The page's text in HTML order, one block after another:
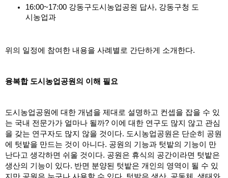
16:00~17:00 강동구도시농업공원 답사, 강동구청 도
시농업과
위의 일정에 참여한 내용을 사례별로 간단하게 소개한다.
융복합 도시농업공원의 이해 필요
도시농업공원에 대한 개념을 제대로 설명하고 컨셉을 잡을 수 있
는 국내 전문가가 얼마나 될까? 이에 대한 연구도 많지 않고 관심
을 갖는 연구자도 많지 않을 것이다. 도시농업공원은 단순히 공원
에 텃밭을 만드는 것이 아니다. 공원의 기능과 텃밭의 기능이 만
난다고 생각하면 쉬울 것이다. 공원은 휴식의 공간이라면 텃밭은
생산의 기능이 있다. 반면 분양된 텃밭은 개인의 영역이 될 수 있